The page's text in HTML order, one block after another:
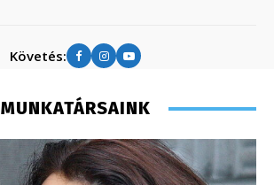
Követés:
MUNKATÁRSAINK